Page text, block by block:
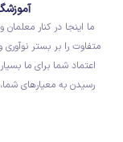
ما اینجا در کنار
متفاوت را بر بستر
اعتماد شما برای ما
رسیدن به معیارهای